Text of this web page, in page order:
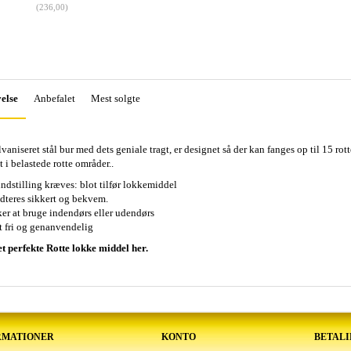
(236,00)
Anbefalet Mest solgte
stål bur med dets geniale tragt, er designet så der kan fanges op til 15
i belastede rotte områder..
kræves: blot tilfør lokkemiddel
sikkert og bekvem.
bruge indendørs eller udendørs
fri og genanvendelig
perfekte Rotte lokke middel her.
KONTO